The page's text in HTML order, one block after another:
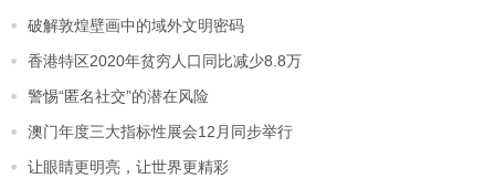
破解敦煌壁画中的域外文明密码
香港特区2020年贫穷人口同比减少8.8万
警惕“匿名社交”的潜在风险
澳门年度三大指标性展会12月同步举行
让眼睛更明亮，让世界更精彩